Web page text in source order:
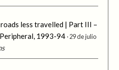
less travelled | Part III –
1993-94 29 de julio